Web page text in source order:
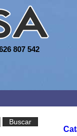
807 542
Buscar